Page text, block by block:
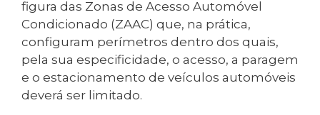
figura das Zonas de Acesso Automóvel
Condicionado (ZAAC) que, na prática,
configuram perímetros dentro dos quais,
pela sua especificidade, o acesso, a paragem
e o estacionamento de veículos automóveis
deverá ser limitado.